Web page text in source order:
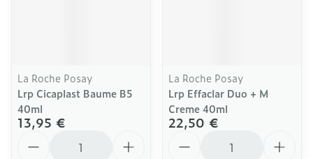
La Roche Posay
Lrp Cicaplast Baume B5
40ml
13,95 €
La Roche Posay
Lrp Effaclar Duo + M
Creme 40ml
22,50 €